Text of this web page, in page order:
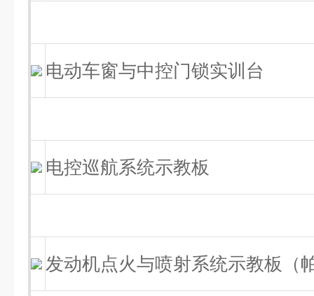
电动车窗与中控门锁实训台
电控巡航系统示教板
发动机点火与喷射系统示教板（